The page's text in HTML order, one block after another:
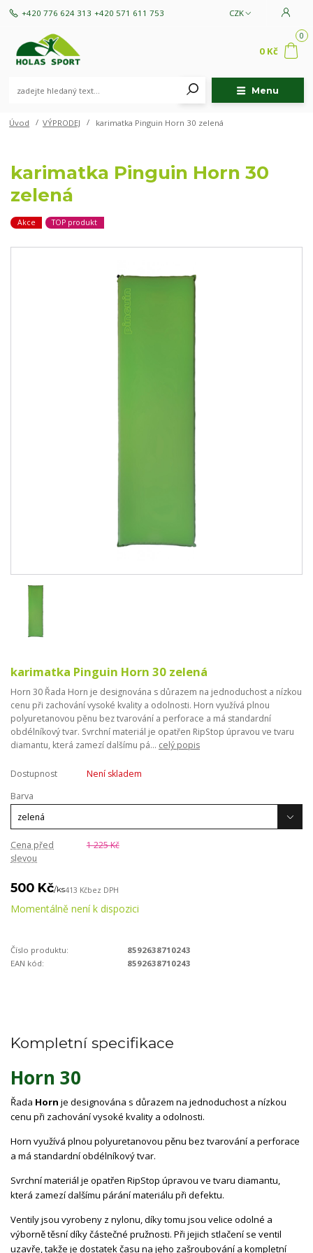
Menu
CZK
+420 776 624 313 +420 571 611 753
0
0 Kč
Úvod VÝPRODEJ karimatka Pinguin Horn 30 zelená
karimatka Pinguin Horn 30
zelená
Akce TOP produkt
karimatka Pinguin Horn 30 zelená
Horn 30 Řada Horn je designována s důrazem na jednoduchost a nízkou
cenu při zachování vysoké kvality a odolnosti. Horn využívá plnou
polyuretanovou pěnu bez tvarování a perforace a má standardní
obdélníkový tvar. Svrchní materiál je opatřen RipStop úpravou ve tvaru
diamantu, která zamezí dalšímu pá... celý popis
Dostupnost
Není skladem
Barva
Cena před
slevou
1 225 Kč
500 Kč/ks413 Kčbez DPH
Momentálně není k dispozici
Číslo produktu:
8592638710243
EAN kód:
8592638710243
Kompletní specifikace
Horn 30
Řada Horn je designována s důrazem na jednoduchost a nízkou
cenu při zachování vysoké kvality a odolnosti.
Horn využívá plnou polyuretanovou pěnu bez tvarování a perforace
a má standardní obdélníkový tvar.
Svrchní materiál je opatřen RipStop úpravou ve tvaru diamantu,
která zamezí dalšímu párání materiálu při defektu.
Ventily jsou vyrobeny z nylonu, díky tomu jsou velice odolné a
výborně těsní díky částečné pružnosti. Při jejich stlačení se ventil
uzavře, takže je dostatek času na jeho zašroubování a kompletní